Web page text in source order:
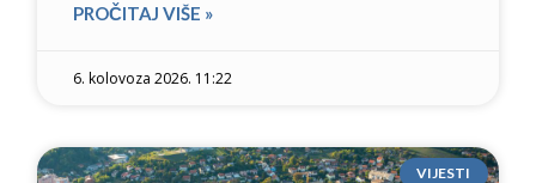
PROČITAJ VIŠE »
6. kolovoza 2026. 11:22
VIJESTI